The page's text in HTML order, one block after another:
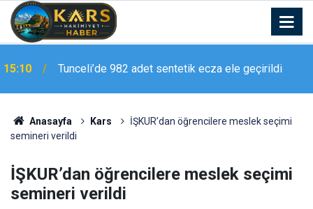
15:00 Malatya Arkeoloji Müzesi yeniden ziyarete açıldı
Anasayfa Kars
İŞKUR’dan öğrencilere meslek seçimi
semineri verildi
İŞKUR’dan öğrencilere meslek seçimi
semineri verildi